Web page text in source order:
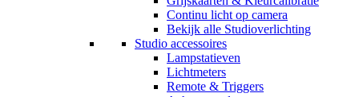
Continu licht op camera
Bekijk alle Studioverlichting
Studio accessoires
Lampstatieven
Lichtmeters
Remote & Triggers